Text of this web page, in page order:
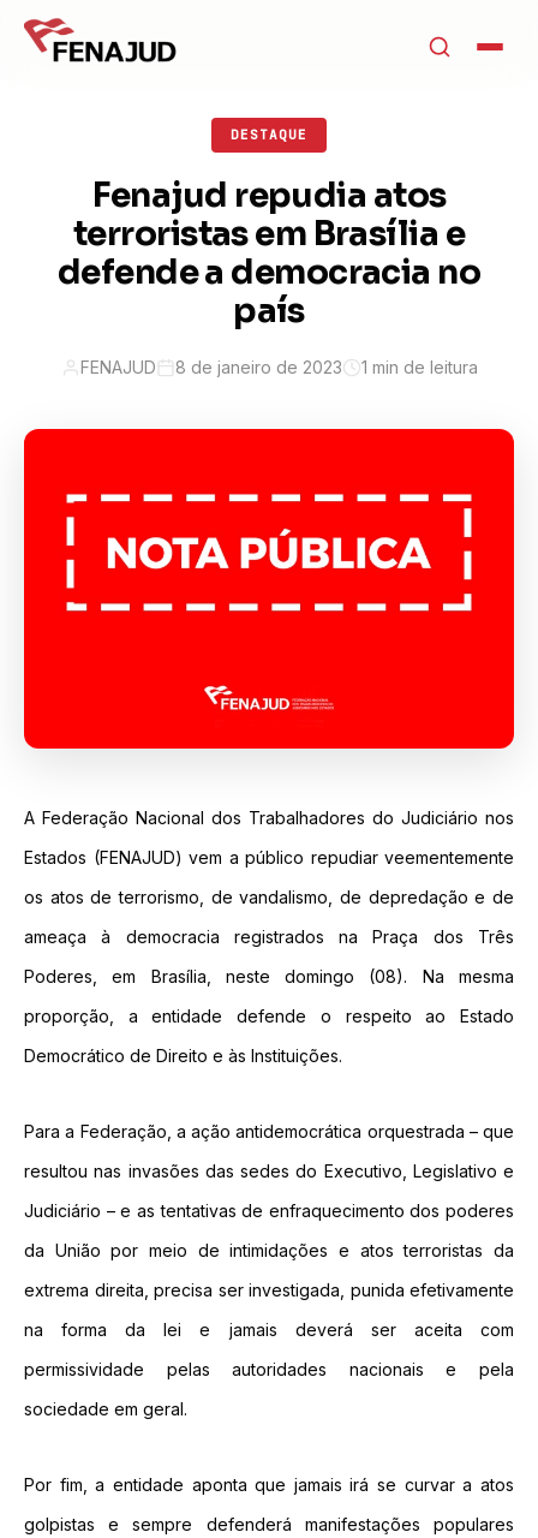
DESTAQUE
Fenajud repudia atos
terroristas em Brasília e
defende a democracia no
país
FENAJUD 8 de janeiro de 2023 1 min de leitura
A Federação Nacional dos Trabalhadores do Judiciário nos
Estados (FENAJUD) vem a público repudiar veementemente
os atos de terrorismo, de vandalismo, de depredação e de
ameaça à democracia registrados na Praça dos Três
Poderes, em Brasília, neste domingo (08). Na mesma
proporção, a entidade defende o respeito ao Estado
Democrático de Direito e às Instituições.
Para a Federação, a ação antidemocrática orquestrada – que
resultou nas invasões das sedes do Executivo, Legislativo e
Judiciário – e as tentativas de enfraquecimento dos poderes
da União por meio de intimidações e atos terroristas da
extrema direita, precisa ser investigada, punida efetivamente
na forma da lei e jamais deverá ser aceita com
permissividade pelas autoridades nacionais e pela
sociedade em geral.
Por fim, a entidade aponta que jamais irá se curvar a atos
golpistas e sempre defenderá manifestações populares